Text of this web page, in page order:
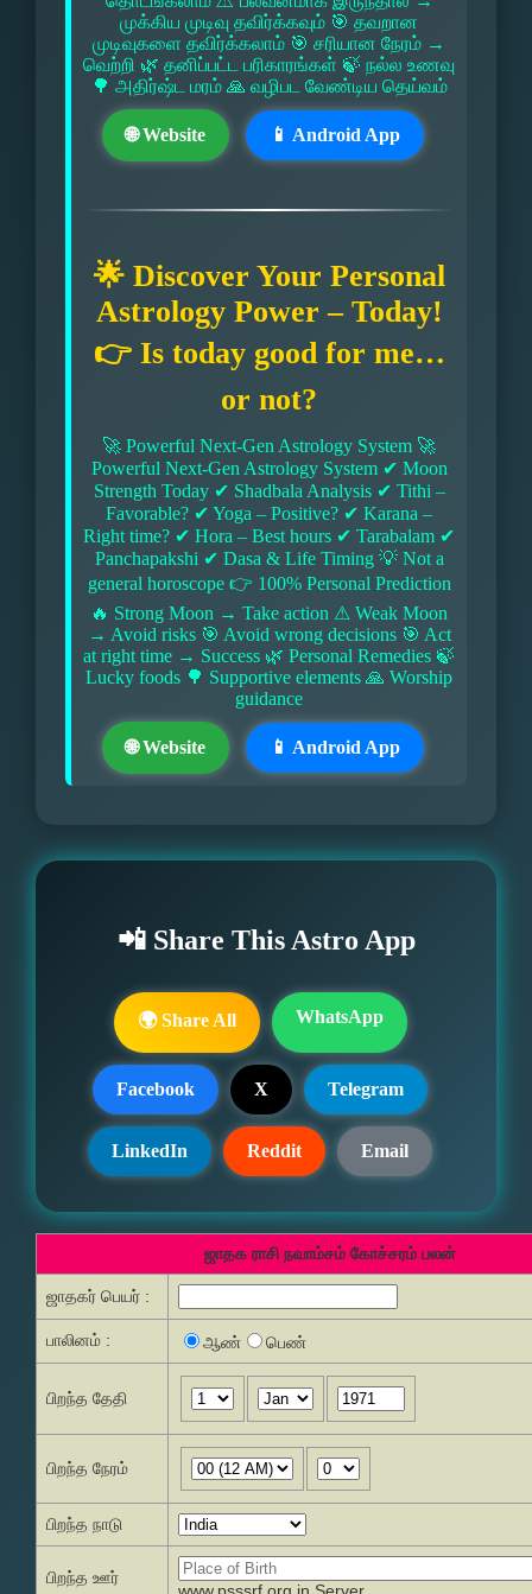
முக்கிய முடிவு தவிர்க்கவும் 🎯 தவறான
முடிவுகளை தவிர்க்கலாம் 🎯 சரியான நேரம் →
வெற்றி 🌿 தனிப்பட்ட பரிகாரங்கள் 🍃 நல்ல உணவு
🌳 அதிர்ஷ்ட மரம் 🙏 வழிபட வேண்டிய தெய்வம்
🌐 Website 📱 Android App
🌟 Discover Your Personal
Astrology Power – Today!
👉 Is today good for me…
or not?
🚀 Powerful Next-Gen Astrology System 🚀
Powerful Next-Gen Astrology System ✔ Moon
Strength Today ✔ Shadbala Analysis ✔ Tithi –
Favorable? ✔ Yoga – Positive? ✔ Karana –
Right time? ✔ Hora – Best hours ✔ Tarabalam ✔
Panchapakshi ✔ Dasa & Life Timing 💡 Not a
general horoscope 👉 100% Personal Prediction
🔥 Strong Moon → Take action ⚠ Weak Moon
→ Avoid risks 🎯 Avoid wrong decisions 🎯 Act
at right time → Success 🌿 Personal Remedies 🍃
Lucky foods 🌳 Supportive elements 🙏 Worship
guidance
🌐 Website 📱 Android App
📲 Share This Astro App
🌍 Share All WhatsApp
Facebook X Telegram
LinkedIn Reddit Email
ஜாதக ராசி நவாம்சம் கோச்சரம் பலன்
ஜாதகர் பெயர் :
பாலினம் : ஆண் பெண்
பிறந்த தேதி
பிறந்த நேரம்
பிறந்த நாடு
பிறந்த ஊர்